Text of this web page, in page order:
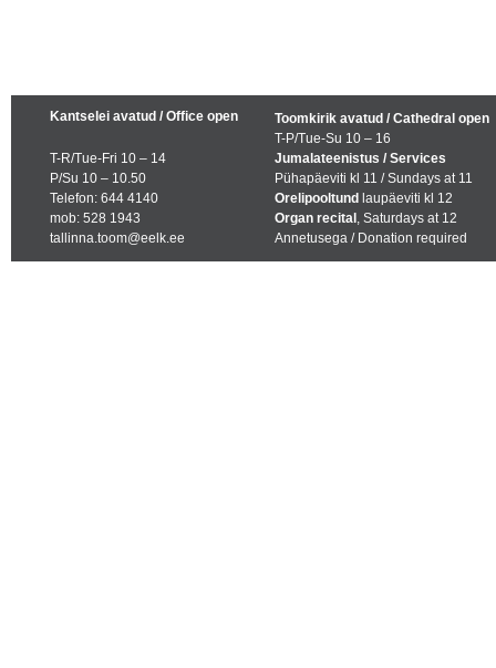
Kantselei avatud / Office open
T-R/Tue-Fri 10 – 14
P/Su 10 – 10.50
Telefon: 644 4140
mob: 528 1943
tallinna.toom@eelk.ee
Toomkirik avatud / Cathedral open
T-P/Tue-Su 10 – 16
Jumalateenistus / Services
Pühapäeviti kl 11 / Sundays at 11
Orelipooltund laupäeviti kl 12
Organ recital , Saturdays at 12
Annetusega / Donation required